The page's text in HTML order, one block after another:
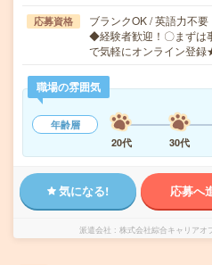
応募資格
ブランクOK / 英語力不要
◆経験者歓迎！〇まずは
で気軽にオンライン登
職場の雰囲気
年齢層
20代
30代
気になる! 応募へ
派遣会社 株式会社綜合キャリアオ